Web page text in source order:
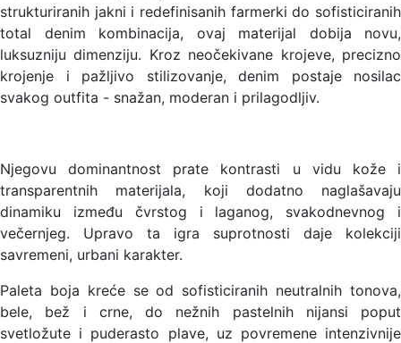
strukturiranih jakni i redefinisanih farmerki do sofisticiranih
total denim kombinacija, ovaj materijal dobija novu,
luksuzniju dimenziju. Kroz neočekivane krojeve, precizno
krojenje i pažljivo stilizovanje, denim postaje nosilac
svakog outfita - snažan, moderan i prilagodljiv.
Njegovu dominantnost prate kontrasti u vidu kože i
transparentnih materijala, koji dodatno naglašavaju
dinamiku između čvrstog i laganog, svakodnevnog i
večernjeg. Upravo ta igra suprotnosti daje kolekciji
savremeni, urbani karakter.
Paleta boja kreće se od sofisticiranih neutralnih tonova,
bele, bež i crne, do nežnih pastelnih nijansi poput
svetložute i puderasto plave, uz povremene intenzivnije